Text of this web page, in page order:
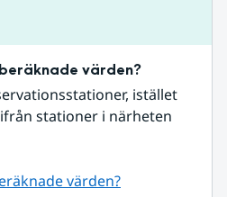
värden?
istället
stationer i närheten
värden?